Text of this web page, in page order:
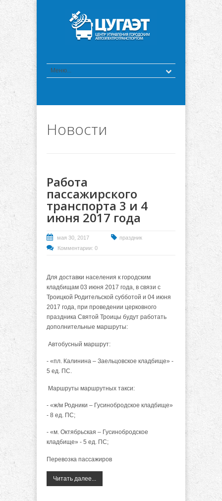
Новости
Работа
пассажирского
транспорта 3 и 4
июня 2017 года
мая 30, 2017
праздник
Комментарии: 0
Для доставки населения к городским
кладбищам 03 июня 2017 года, в связи с
Троицкой Родительской субботой и 04 июня
2017 года, при проведении церковного
праздника Святой Троицы будут работать
дополнительные маршруты:
Автобусный маршрут:
- «пл. Калинина – Заельцовское кладбище» -
5 ед. ПС.
Маршруты маршрутных такси:
- «ж/м Родники – Гусинобродское кладбище»
- 8 ед. ПС;
- «м. Октябрьская – Гусинобродское
кладбище» - 5 ед. ПС;
Перевозка пассажиров
Читать далее...